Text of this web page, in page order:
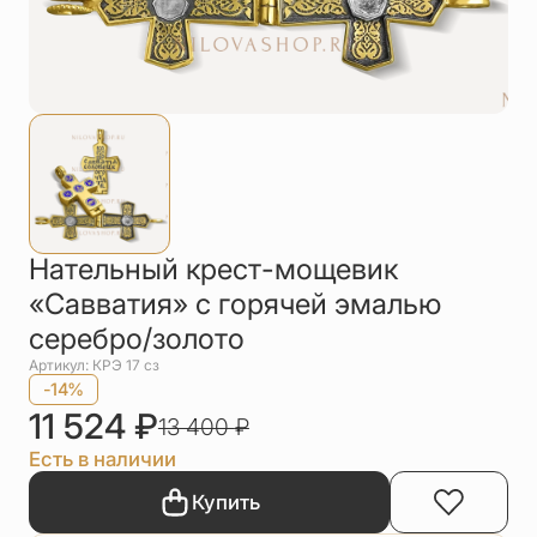
Цепи
Другое
Нательный крест-мощевик
«Савватия» с горячей эмалью
серебро/золото
Артикул: КРЭ 17 сз
-14%
11 524 ₽13 400₽
Есть в наличии
Купить